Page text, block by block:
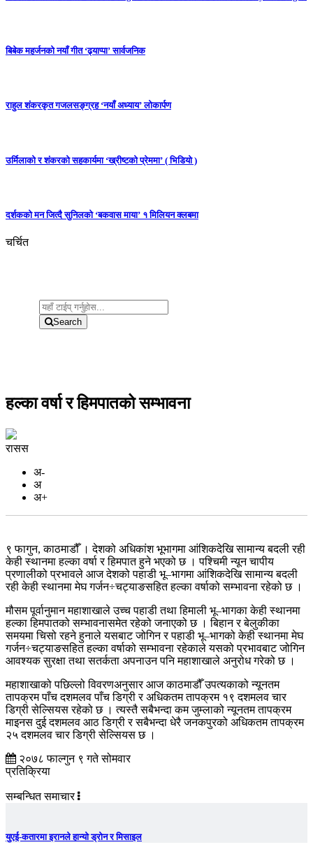
बिबेक महर्जनको नयाँ गीत ‘ढ्याप्पा’ सार्वजनिक
राहुल शंकरकृत गजलसङ्ग्रह ‘नयाँ अध्याय’ लोकार्पण
उर्मिलाको र शंकरको सहकार्यमा ‘ख्रीष्टको प्रेममा’ ( भिडियो )
दर्शकको मन जित्दै सुनिलको ‘बकवास माया’ १ मिलियन क्लबमा
चर्चित
Search
हल्का वर्षा र हिमपातको सम्भावना
रासस
अ-
अ
अ+
९ फागुन, काठमाडौँ । देशको अधिकांश भूभागमा आंशिकदेखि सामान्य बदली रही
केही स्थानमा हल्का वर्षा र हिमपात हुने भएको छ । पश्चिमी न्यून चापीय
प्रणालीको प्रभावले आज देशको पहाडी भू–भागमा आंशिकदेखि सामान्य बदली
रही केही स्थानमा मेघ गर्जन÷चट्याङसहित हल्का वर्षाको सम्भावना रहेको छ ।
मौसम पूर्वानुमान महाशाखाले उच्च पहाडी तथा हिमाली भू–भागका केही स्थानमा
हल्का हिमपातको सम्भावनासमेत रहेको जनाएको छ । बिहान र बेलुकीका
समयमा चिसो रहने हुनाले यसबाट जोगिन र पहाडी भू–भागको केही स्थानमा मेघ
गर्जन÷चट्याङसहित हल्का वर्षाको सम्भावना रहेकाले यसको प्रभावबाट जोगिन
आवश्यक सुरक्षा तथा सतर्कता अपनाउन पनि महाशाखाले अनुरोध गरेको छ ।
महाशाखाको पछिल्लो विवरणअनुसार आज काठमाडौँ उपत्यकाको न्यूनतम
तापक्रम पाँच दशमलव पाँच डिग्री र अधिकतम तापक्रम १९ दशमलव चार
डिग्री सेल्सियस रहेको छ । त्यस्तै सबैभन्दा कम जुम्लाको न्यूनतम तापक्रम
माइनस दुई दशमलव आठ डिग्री र सबैभन्दा धेरै जनकपुरको अधिकतम तापक्रम
२५ दशमलव चार डिग्री सेल्सियस छ ।
२०७८ फाल्गुन ९ गते सोमवार
प्रतिक्रिया
सम्बन्धित समाचार
युएई-कतारमा इरानले हान्यो ड्रोन र मिसाइल